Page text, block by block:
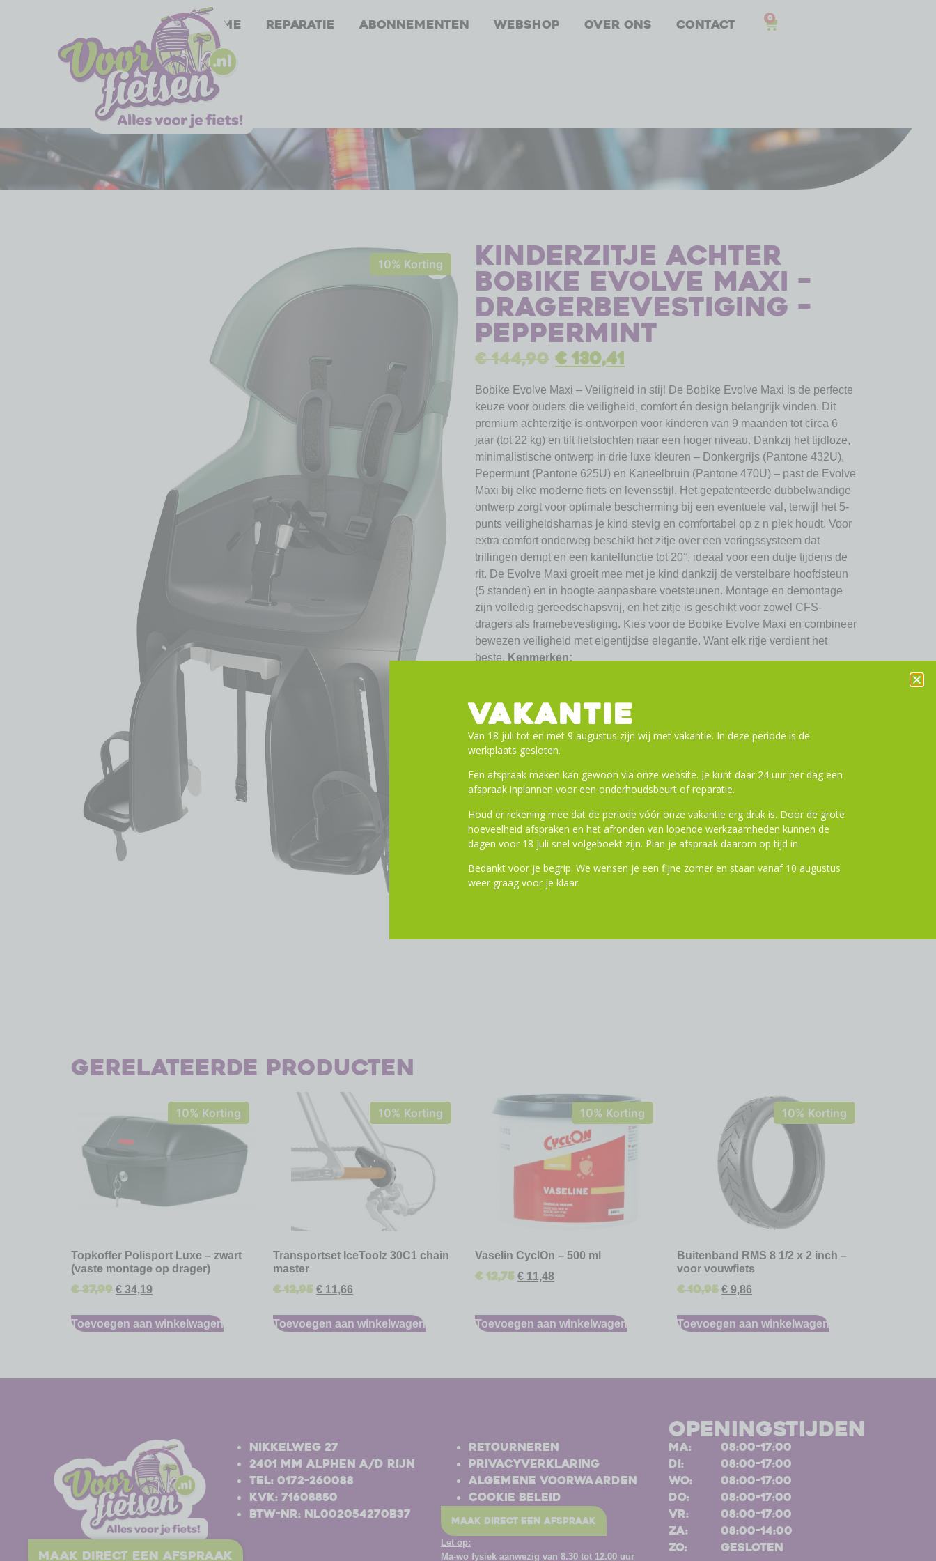
Home Reparatie Abonnementen Webshop Over ons Contact 0
10% Korting Kinderzitje achter
Bobike Evolve Maxi –
dragerbevestiging –
Peppermint
€144,90 €130,41
Bobike Evolve Maxi – Veiligheid in stijl De Bobike Evolve Maxi is de perfecte
keuze voor ouders die veiligheid, comfort én design belangrijk vinden. Dit
premium achterzitje is ontworpen voor kinderen van 9 maanden tot circa 6
jaar (tot 22 kg) en tilt fietstochten naar een hoger niveau. Dankzij het tijdloze,
minimalistische ontwerp in drie luxe kleuren – Donkergrijs (Pantone 432U),
Pepermunt (Pantone 625U) en Kaneelbruin (Pantone 470U) – past de Evolve
Maxi bij elke moderne fiets en levensstijl. Het gepatenteerde dubbelwandige
ontwerp zorgt voor optimale bescherming bij een eventuele val, terwijl het 5-
punts veiligheidsharnas je kind stevig en comfortabel op z n plek houdt. Voor
extra comfort onderweg beschikt het zitje over een veringssysteem dat
trillingen dempt en een kantelfunctie tot 20°, ideaal voor een dutje tijdens de
rit. De Evolve Maxi groeit mee met je kind dankzij de verstelbare hoofdsteun
(5 standen) en in hoogte aanpasbare voetsteunen. Montage en demontage
zijn volledig gereedschapsvrij, en het zitje is geschikt voor zowel CFS-
dragers als framebevestiging. Kies voor de Bobike Evolve Maxi en combineer
bewezen veiligheid met eigentijdse elegantie. Want elk ritje verdient het
beste. Kenmerken:
Dubbelwandige kuip voor extra veiligheid (Bobike patent)
5-punts veiligheidsgordel met tweedelige sluiting
In 5 standen verstelbare hoofdsteun (5 cm)
Rugleuning verstelbaar tot 20° zonder gereedschap
In hoogte verstelbare voetsteunen
Verkrijgbaar met drager- en framebevestiging
Verkrijgbaar in drie stijlvolle kleuren
Getest en gecertificeerd volgens EN14344:2022 (GS/TÜV)
Toevoegen aan winkelwagen
Gerelateerde producten
10% Korting
Topkoffer Polisport Luxe – zwart
(vaste montage op drager)
€37,99 € 34,19
Toevoegen aan winkelwagen
10% Korting
Transportset IceToolz 30C1 chain
master
€12,95 € 11,66
Toevoegen aan winkelwagen
10% Korting
Vaselin CyclOn – 500 ml
€12,75 € 11,48
Toevoegen aan winkelwagen
10% Korting
Buitenband RMS 8 1/2 x 2 inch –
voor vouwfiets
€10,95 € 9,86
Toevoegen aan winkelwagen
Nikkelweg 27
2401 MM Alphen a/d Rijn
Tel: 0172-260088
Kvk: 71608850
BTW-nr: NL002054270B37
Retourneren
Privacyverklaring
Algemene voorwaarden
Cookie beleid
maak direct een afspraak
Let op:
Ma-wo fysiek aanwezig van 8.30 tot 12.00 uur
openingstijden
ma:
di:
wo:
do:
vr:
za:
zo:
08:00-17:00
08:00-17:00
08:00-17:00
08:00-17:00
08:00-17:00
08:00-14:00
gesloten
maak direct een afspraak
VAKANTIE
Van 18 juli tot en met 9 augustus zijn wij met vakantie. In deze periode is de
werkplaats gesloten.
Een afspraak maken kan gewoon via onze website. Je kunt daar 24 uur per dag een
afspraak inplannen voor een onderhoudsbeurt of reparatie.
Houd er rekening mee dat de periode vóór onze vakantie erg druk is. Door de grote
hoeveelheid afspraken en het afronden van lopende werkzaamheden kunnen de
dagen voor 18 juli snel volgeboekt zijn. Plan je afspraak daarom op tijd in.
Bedankt voor je begrip. We wensen je een fijne zomer en staan vanaf 10 augustus
weer graag voor je klaar.